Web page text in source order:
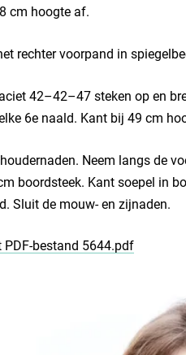
cm hoogte af.
rechter voorpand in
42–42–47 steken op en
6e naald. Kant bij 49 cm
Neem langs de
boordsteek. Kant soepel in
Sluit de mouw- en zijnaden.
PDF-bestand 5644.pdf